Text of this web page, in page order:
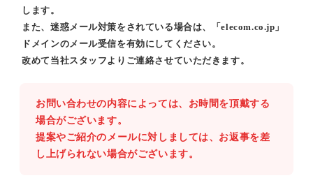
します。
また、迷惑メール対策をされている場合は、「elecom.co.jp」
ドメインのメール受信を有効にしてください。
改めて当社スタッフよりご連絡させていただきます。
お問い合わせの内容によっては、お時間を頂戴する
場合がございます。
提案やご紹介のメールに対しましては、お返事を差
し上げられない場合がございます。